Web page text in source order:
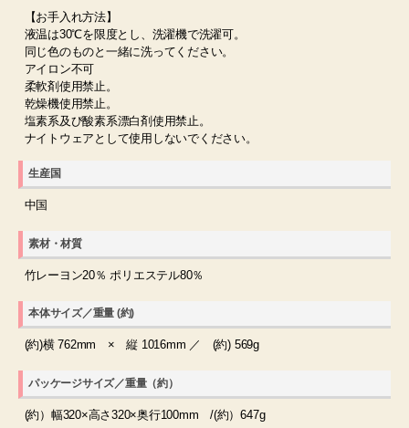
【お手入れ方法】
液温は30℃を限度とし、洗濯機で洗濯可。
同じ色のものと一緒に洗ってください。
アイロン不可
柔軟剤使用禁止。
乾燥機使用禁止。
塩素系及び酸素系漂白剤使用禁止。
ナイトウェアとして使用しないでください。
生産国
中国
素材・材質
竹レーヨン20％ ポリエステル80％
本体サイズ／重量 (約)
(約)横 762mm × 縦 1016mm ／ (約) 569g
パッケージサイズ／重量（約）
(約）幅320×高さ320×奥行100mm /(約）647g